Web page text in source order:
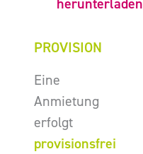
herunterladen
PROVISION
Eine
Anmietung
erfolgt
provisionsfrei